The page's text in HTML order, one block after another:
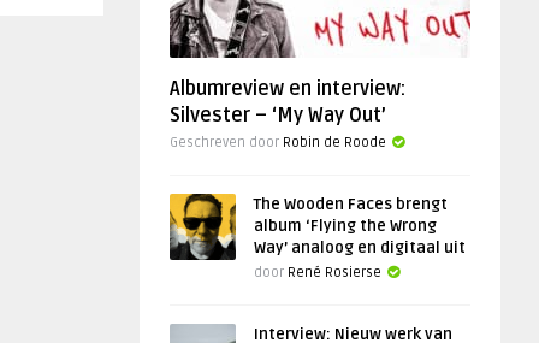
Albumreview en interview:
Silvester – ‘My Way Out’
Geschreven door Robin de Roode
The Wooden Faces brengt
album ‘Flying the Wrong
Way’ analoog en digitaal uit
door René Rosierse
Interview: Nieuw werk van